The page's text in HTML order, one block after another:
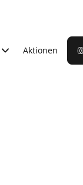
Aktionen